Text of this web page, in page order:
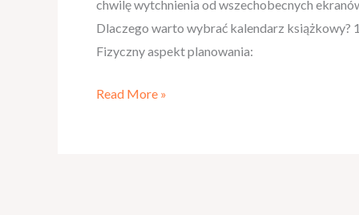
chwilę wytchnienia od wszechobecnych
Dlaczego warto wybrać kalendarz książkowy?
Fizyczny aspekt planowania:
Read More »